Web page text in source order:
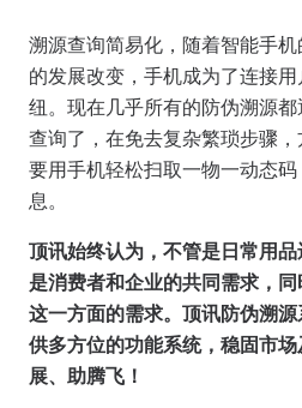
溯源查询简易化，随着智能手
的发展改变，手机成为了连接
纽。现在几乎所有的防伪溯源
查询了，在免去复杂繁琐步骤
要用手机轻松扫取一物一动态
息。
顶讯始终认为，不管是日常用
是消费者和企业的共同需求，
这一方面的需求。顶讯防伪溯
供多方位的功能系统，稳固市
展、助腾飞！